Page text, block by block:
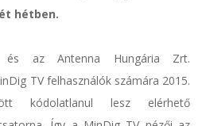
hétben.
az Antenna Hungária Zrt.
TV felhasználók számára 2015.
kódolatlanul lesz elérhető